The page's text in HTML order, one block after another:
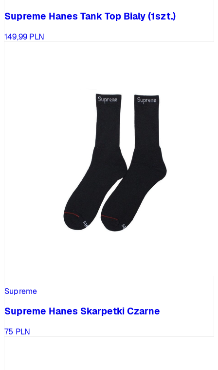
Supreme Hanes Tank Top Bialy (1szt.)
149,99 PLN
Supreme
Supreme Hanes Skarpetki Czarne
75 PLN